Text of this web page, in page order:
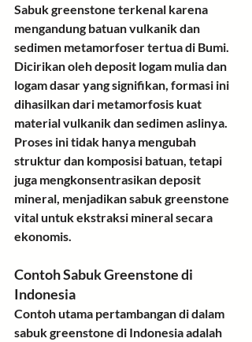
Sabuk greenstone terkenal karena
mengandung batuan vulkanik dan
sedimen metamorfoser tertua di Bumi.
Dicirikan oleh deposit logam mulia dan
logam dasar yang signifikan, formasi ini
dihasilkan dari metamorfosis kuat
material vulkanik dan sedimen aslinya.
Proses ini tidak hanya mengubah
struktur dan komposisi batuan, tetapi
juga mengkonsentrasikan deposit
mineral, menjadikan sabuk greenstone
vital untuk ekstraksi mineral secara
ekonomis.
Contoh Sabuk Greenstone di
Indonesia
Contoh utama pertambangan di dalam
sabuk greenstone di Indonesia adalah